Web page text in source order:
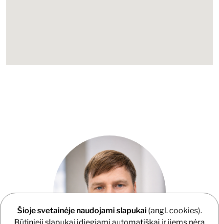
Šioje svetainėje naudojami slapukai (angl. cookies).